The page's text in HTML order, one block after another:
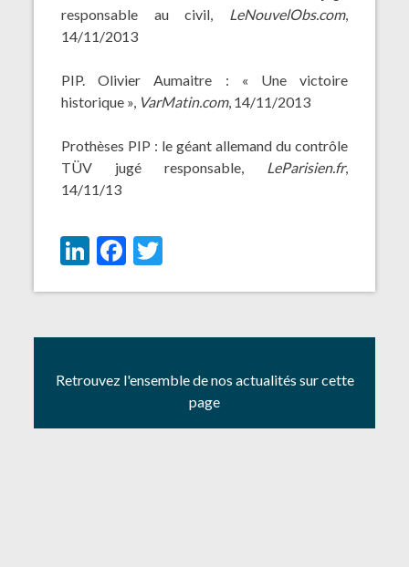
responsable au civil, LeNouvelObs.com,
14/11/2013
PIP. Olivier Aumaitre : « Une victoire
historique », VarMatin.com, 14/11/2013
Prothèses PIP : le géant allemand du contrôle
TÜV jugé responsable, LeParisien.fr,
14/11/13
LinkedIn
Facebook
Twitter
Retrouvez l'ensemble de nos actualités sur cette
page